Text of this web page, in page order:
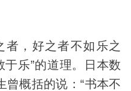
者，好之者不如乐之
于乐”的道理。日本数
曾概括的说：“书本不